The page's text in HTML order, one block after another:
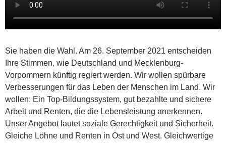
Sie haben die Wahl. Am 26. September 2021 entscheiden
Ihre Stimmen, wie Deutschland und Mecklenburg-
Vorpommern künftig regiert werden. Wir wollen spürbare
Verbesserungen für das Leben der Menschen im Land. Wir
wollen: Ein Top-Bildungssystem, gut bezahlte und sichere
Arbeit und Renten, die die Lebensleistung anerkennen.
Unser Angebot lautet soziale Gerechtigkeit und Sicherheit.
Gleiche Löhne und Renten in Ost und West. Gleichwertige